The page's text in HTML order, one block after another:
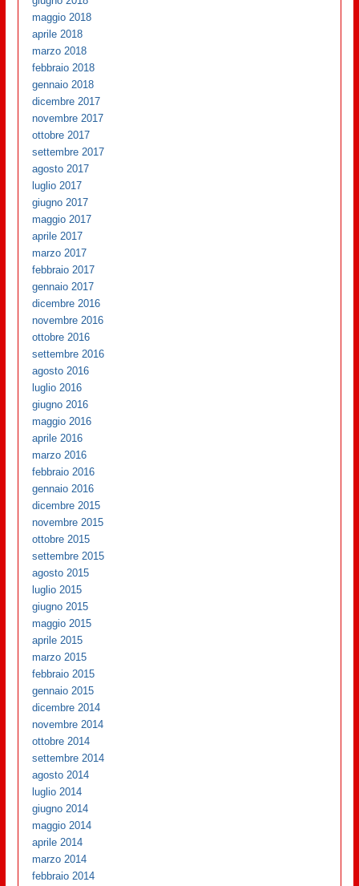
maggio 2018
aprile 2018
marzo 2018
febbraio 2018
gennaio 2018
dicembre 2017
novembre 2017
ottobre 2017
settembre 2017
agosto 2017
luglio 2017
giugno 2017
maggio 2017
aprile 2017
marzo 2017
febbraio 2017
gennaio 2017
dicembre 2016
novembre 2016
ottobre 2016
settembre 2016
agosto 2016
luglio 2016
giugno 2016
maggio 2016
aprile 2016
marzo 2016
febbraio 2016
gennaio 2016
dicembre 2015
novembre 2015
ottobre 2015
settembre 2015
agosto 2015
luglio 2015
giugno 2015
maggio 2015
aprile 2015
marzo 2015
febbraio 2015
gennaio 2015
dicembre 2014
novembre 2014
ottobre 2014
settembre 2014
agosto 2014
luglio 2014
giugno 2014
maggio 2014
aprile 2014
marzo 2014
febbraio 2014